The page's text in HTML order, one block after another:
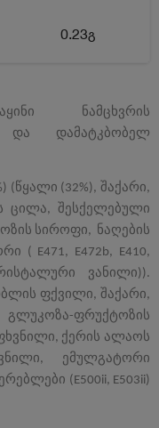
0.23გ
ნამცხვრის
და
დამატკბობელ
(წყალი (32%), შაქარი,
ცილა, შესქელებული
სიროფი, ნაღების
( E471, E472b, E410,
ვანილი)).
ფქვილი, შაქარი,
გლუკოზა-ფრუქტოზის
, ქერის ალაოს
, ემულგატორი
(E500ii, E503ii)